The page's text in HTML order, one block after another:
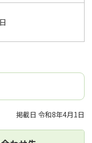
掲載日 令和8年4月1日